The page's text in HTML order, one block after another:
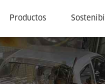
Productos